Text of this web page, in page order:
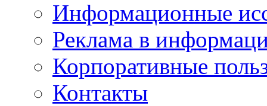
Информационные
Реклама в
Корпоративные
Контакты